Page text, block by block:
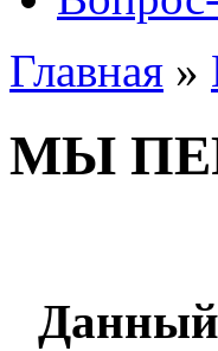
Главная »
МЫ
Данный